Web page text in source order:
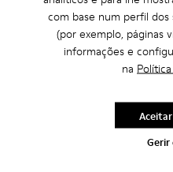
com base num perfil dos
(por exemplo, páginas
informações e
na
Gerir
Casi Myra - K201253-057 -
Casi Myra -Casi Myra -
Casi